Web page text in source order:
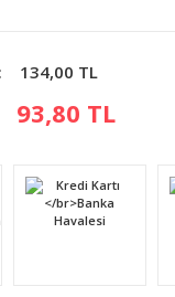
134,00 TL
93,80 TL